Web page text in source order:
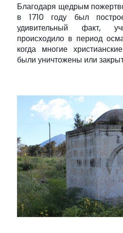
Благодаря щедрым
в 1710 году был
удивительный факт,
происходило в период
когда многие
были уничтожены или